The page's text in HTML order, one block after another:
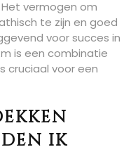
vermogen om
te zijn en goed
voor succes in
is een combinatie
cruciaal voor een
ik